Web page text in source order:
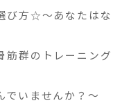
び方☆～あなたはな
筋群のトレーニング
でいませんか？～